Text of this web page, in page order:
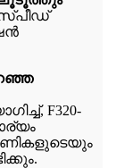
സ്പീഡ്
F320-